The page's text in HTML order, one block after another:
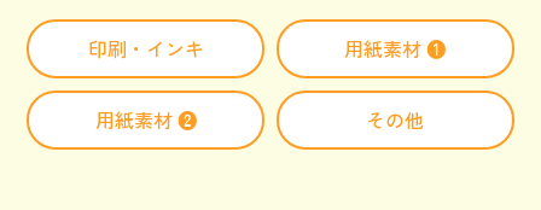
印刷・インキ 用紙素材 ❶
用紙素材 ❷ その他